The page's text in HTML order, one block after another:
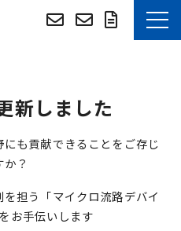
新しました
も貢献できることをご存じ
か？
担う「マイクロ流路デバイ
お手伝いします